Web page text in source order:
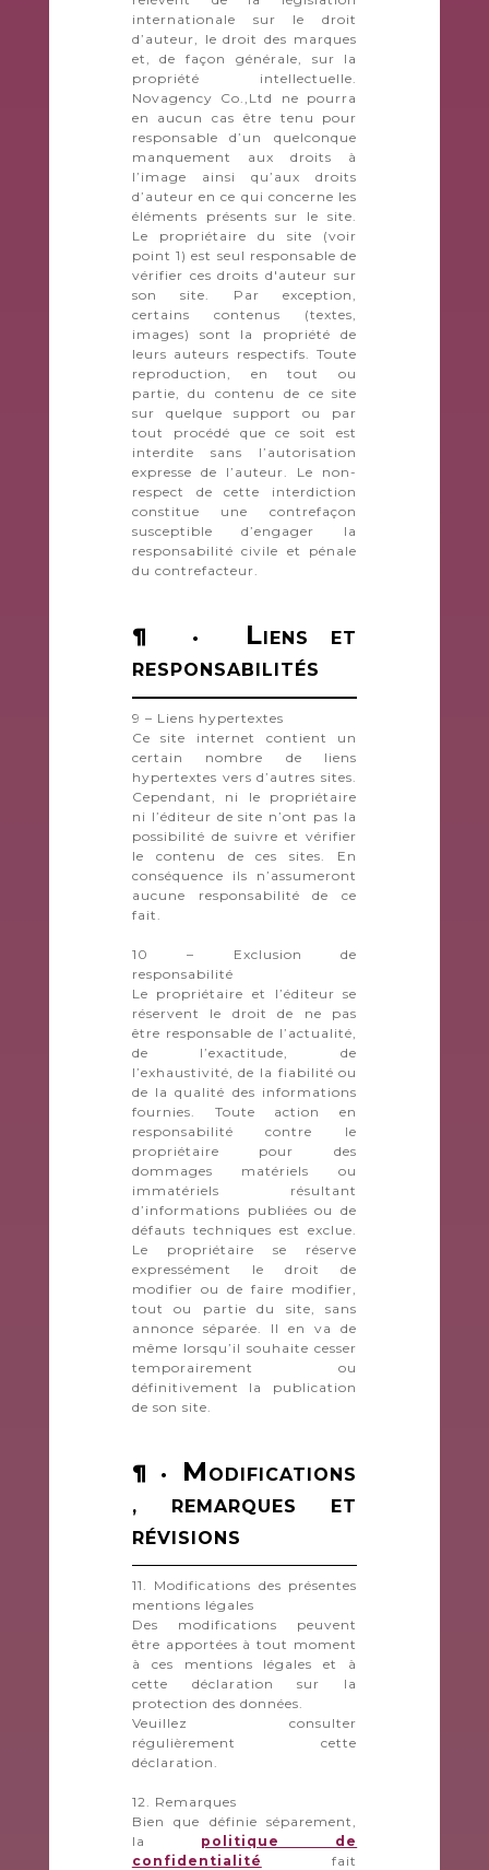
internationale sur le droit
d’auteur, le droit des marques
et, de façon générale, sur la
propriété intellectuelle.
Novagency Co.,Ltd ne pourra
en aucun cas être tenu pour
responsable d’un quelconque
manquement aux droits à
l’image ainsi qu’aux droits
d’auteur en ce qui concerne les
éléments présents sur le site.
Le propriétaire du site (voir
point 1) est seul responsable de
vérifier ces droits d'auteur sur
son site. Par exception,
certains contenus (textes,
images) sont la propriété de
leurs auteurs respectifs. Toute
reproduction, en tout ou
partie, du contenu de ce site
sur quelque support ou par
tout procédé que ce soit est
interdite sans l’autorisation
expresse de l’auteur. Le non-
respect de cette interdiction
constitue une contrefaçon
susceptible d’engager la
responsabilité civile et pénale
du contrefacteur.
¶ · LIENS ET
RESPONSABILITÉS
9 – Liens hypertextes
Ce site internet contient un
certain nombre de liens
hypertextes vers d’autres sites.
Cependant, ni le propriétaire
ni l’éditeur de site n’ont pas la
possibilité de suivre et vérifier
le contenu de ces sites. En
conséquence ils n’assumeront
aucune responsabilité de ce
fait.
10 – Exclusion de
responsabilité
Le propriétaire et l’éditeur se
réservent le droit de ne pas
être responsable de l’actualité,
de l’exactitude, de
l’exhaustivité, de la fiabilité ou
de la qualité des informations
fournies. Toute action en
responsabilité contre le
propriétaire pour des
dommages matériels ou
immatériels résultant
d’informations publiées ou de
défauts techniques est exclue.
Le propriétaire se réserve
expressément le droit de
modifier ou de faire modifier,
tout ou partie du site, sans
annonce séparée. Il en va de
même lorsqu’il souhaite cesser
temporairement ou
définitivement la publication
de son site.
¶ · M ODIFICATIONS
, REMARQUES ET
RÉVISIONS
11. Modifications des présentes
mentions légales
Des modifications peuvent
être apportées à tout moment
à ces mentions légales et à
cette déclaration sur la
protection des données.
Veuillez consulter
régulièrement cette
déclaration.
12. Remarques
Bien que définie séparement,
la politique de
confidentialité
fait